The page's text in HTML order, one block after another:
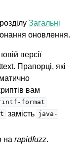
Загальні
оновлення.
версії
Прапорці, які
вам
format
замість java-
наrapidfuzz.